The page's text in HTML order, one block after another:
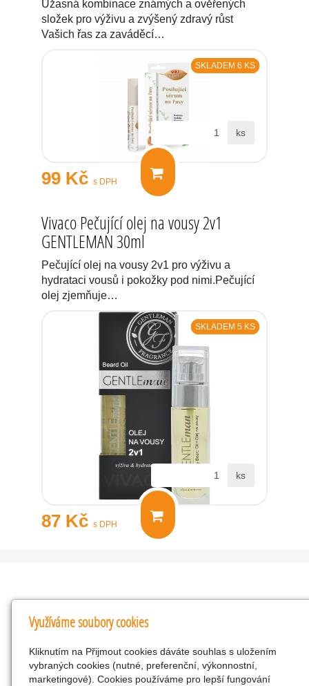
Úžasná kombinace známých a ověřených
složek pro výživu a zvýšený zdravý růst
Vašich řas za zaváděcí…
SKLADEM 6 KS
99 Kč s DPH
ks
Vivaco Pečující olej na vousy 2v1
GENTLEMAN 30ml
Pečující olej na vousy 2v1 pro výživu a
hydrataci vousů i pokožky pod nimi.Pečující
olej zjemňuje…
SKLADEM 5 KS
87 Kč s DPH
ks
Kontakty
KNK obchodní společnost s r.o.
Komenského 127, Žacléř, 542 01 Číslo účtu:
286293602/0300
Využíváme soubory cookies
Kliknutím na Přijmout cookies dáváte souhlas s uložením
vybraných cookies (nutné, preferenční, výkonnostní,
marketingové). Cookies používáme pro lepší fungování